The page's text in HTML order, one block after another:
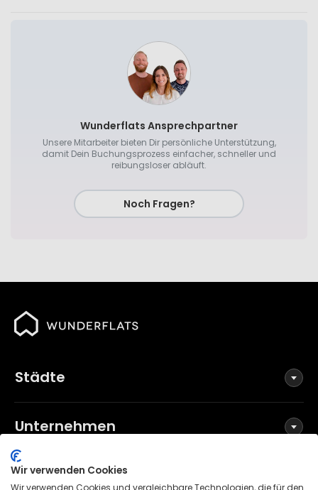
Wunderflats Ansprechpartner
Unsere Mitarbeiter bieten Dir persönliche Unterstützung,
damit Dein Buchungsprozess einfacher, schneller und
reibungsloser abläuft.
Noch Fragen?
Städte
Unternehmen
Social Media
Wir verwenden Cookies
Wir verwenden Cookies und vergleichbare Technologien, die für den